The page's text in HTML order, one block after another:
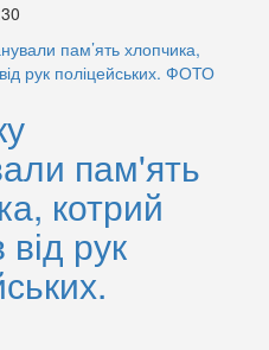
пам'ять
котрий
від рук